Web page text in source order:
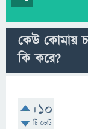
কেউ কোমায়
কি করে?
+10
টি ভোট